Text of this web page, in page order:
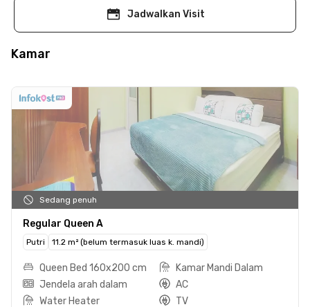
Jadwalkan Visit
Kamar
Sedang penuh
Regular Queen A
Putri 11.2 m² (belum termasuk luas k. mandi)
Queen Bed 160x200 cm
Kamar Mandi Dalam
Jendela arah dalam
AC
Water Heater
TV